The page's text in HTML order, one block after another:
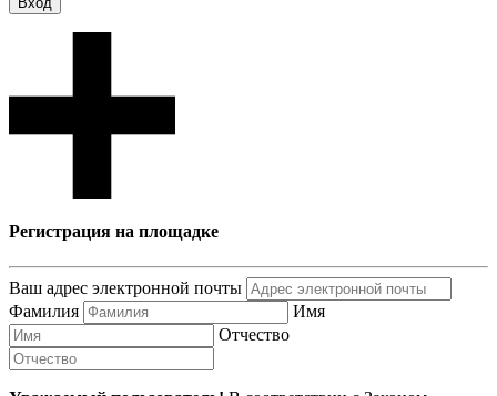
Регистрация на площадке
Ваш адрес электронной почты
Фамилия
Имя
Отчество